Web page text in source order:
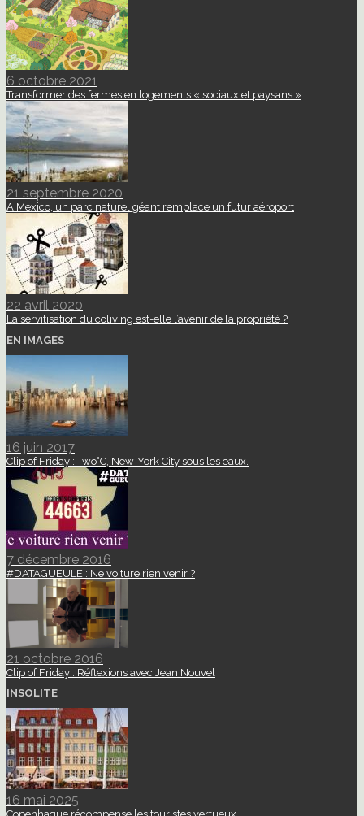
6 octobre 2021
Transformer des fermes en logements « sociaux et paysans »
21 septembre 2020
A Mexico, un parc naturel géant remplace un futur aéroport
22 avril 2020
La servitisation du coliving est-elle l’avenir de la propriété ?
EN IMAGES
16 juin 2017
Clip of Friday : Two°C, New-York City sous les eaux.
7 décembre 2016
#DATAGUEULE : Ne voiture rien venir ?
21 octobre 2016
Clip of Friday : Réflexions avec Jean Nouvel
INSOLITE
16 mai 2025